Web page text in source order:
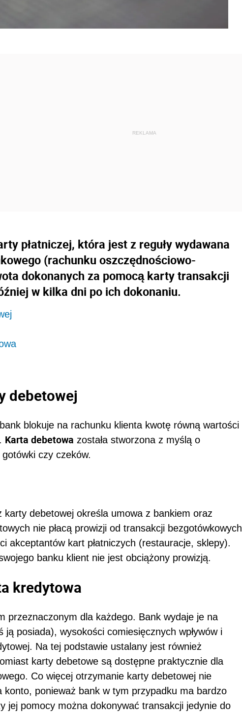
płatniczej, która jest z reguły wydawana
(rachunku oszczędnościowo-
dokonanych za pomocą karty transakcji
w kilka dni po ich dokonaniu.
debetowej
blokuje na rachunku klienta kwotę równą wartości
Karta debetowa została stworzona z myślą o
czy czeków.
karty debetowej określa umowa z bankiem oraz
nie płacą prowizji od transakcji bezgotówkowych
akceptantów kart płatniczych (restauracje, sklepy).
banku klient nie jest obciążony prowizją.
kredytowa
przeznaczonym dla każdego. Bank wydaje je na
posiada), wysokości comiesięcznych wpływów i
Na tej podstawie ustalany jest również
karty debetowe są dostępne praktycznie dla
Co więcej otrzymanie karty debetowej nie
konto, ponieważ bank w tym przypadku ma bardzo
jej pomocy można dokonywać transakcji jedynie do